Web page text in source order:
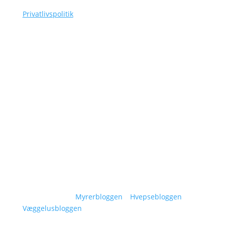
Privatlivspolitik
Myrerbloggen Hvepsebloggen
Væggelusbloggen